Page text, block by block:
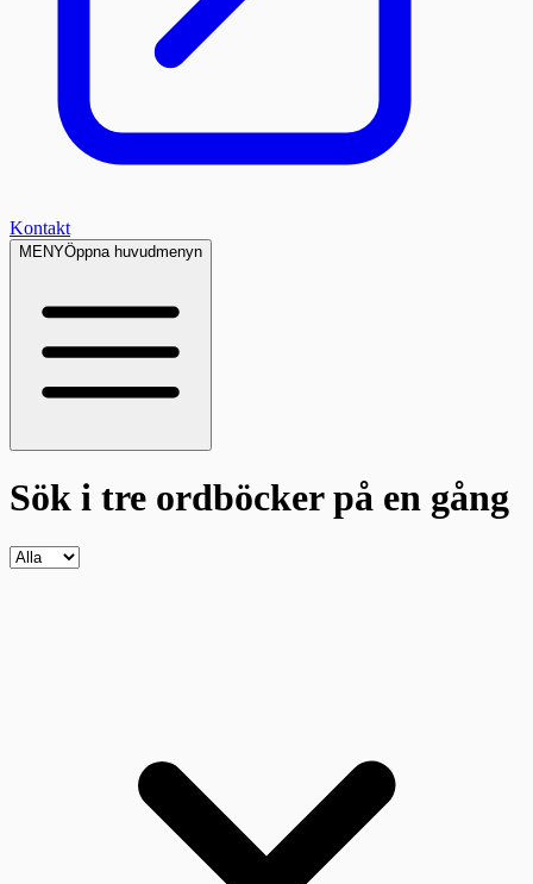
Kontakt
MENYÖppna huvudmenyn
Sök i tre ordböckerpå en gång